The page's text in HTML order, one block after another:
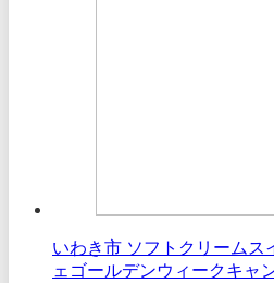
いわき市 ソフトクリームス
ェゴールデンウィークキャ